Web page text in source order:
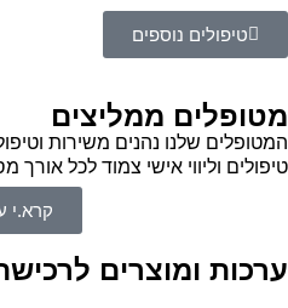
טיפולים נוספים
מטופלים ממליצים
המטופלים שלנו נהנים משירות
טיפולים וליווי אישי צמוד לכל אורך
קרא.י
ערכות ומוצרים